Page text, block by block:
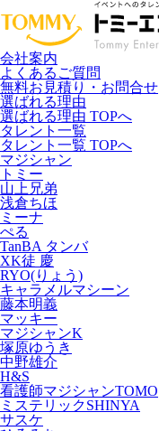
会社案内
よくあるご質問
無料お見積り・お問合せ
選ばれる理由
選ばれる理由 TOPへ
タレント一覧
タレント一覧 TOPへ
マジシャン
トミー
山上兄弟
浅倉ちほ
ミーナ
ぺる
TanBA タンバ
XK徒 慶
RYO(りょう)
キャラメルマシーン
藤本明義
マッキー
マジシャンK
塚原ゆうき
中野雄介
H&S
看護師マジシャンTOMO
ミステリックSHINYA
サスケ